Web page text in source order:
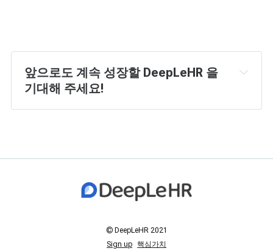
앞으로도 계속 성장할 DeepLeHR 을
기대해 주세요!
© DeepLeHR 2021
Sign up 핵심가치